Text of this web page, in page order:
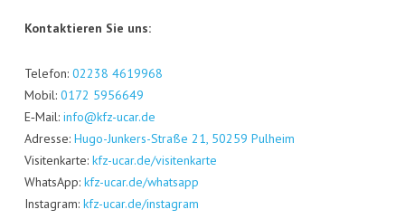
Kon­tak­tie­ren Sie uns:
Tele­fon: 02238 4619968
Mobil: 0172 5956649
E‑Mail: info@kfz-ucar.de
Adres­se: Hugo-Jun­kers-Stra­ße 21, 50259 Pul­heim
Visi­ten­kar­te: kfz-ucar.de/visitenkarte
Whats­App: kfz-ucar.de/whatsapp
Insta­gram: kfz-ucar.de/instagram